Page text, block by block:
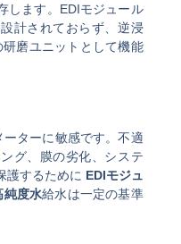
します。EDIモジュール
計されておらず、逆浸
磨ユニットとして機能
ターに敏感です。不適
グ、膜の劣化、システ
護するために EDIモジュ
純度水給水は一定の基準